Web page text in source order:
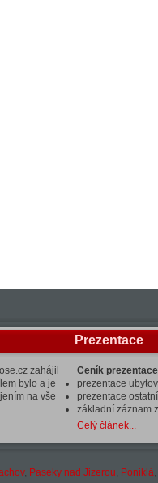
zahájil
bylo a je
na vše
Prezentace
Ceník
prezentace
prezentace
základní záznam
Celý článek...
, Paseky nad Jizerou, Poniklá,